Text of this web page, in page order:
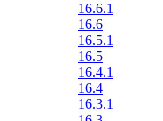
16.6.1
16.6
16.5.1
16.5
16.4.1
16.4
16.3.1